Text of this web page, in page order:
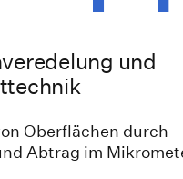
und
Oberflächen durch
Abtrag im